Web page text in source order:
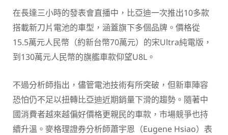
在長達三小時的發表會直播中，比亞迪一次推出10多款
搭載新刀片電池的車型，涵蓋旗下多個品牌。價格從
15.5萬元人民幣（約新台幣70萬元）的宋Ultra純電版，
到130萬元人民幣的旗艦車款仰望U8L。
不過分析師指出，儘管電池技術有所突破，但新車陣容
恐怕仍不足以扭轉比亞迪近期銷量下滑的趨勢。隨著中
國消費者越來越偏好價格更親民的車款，市場競爭也持
續升溫。麥格理證券分析師蕭宇恩（Eugene Hsiao）表